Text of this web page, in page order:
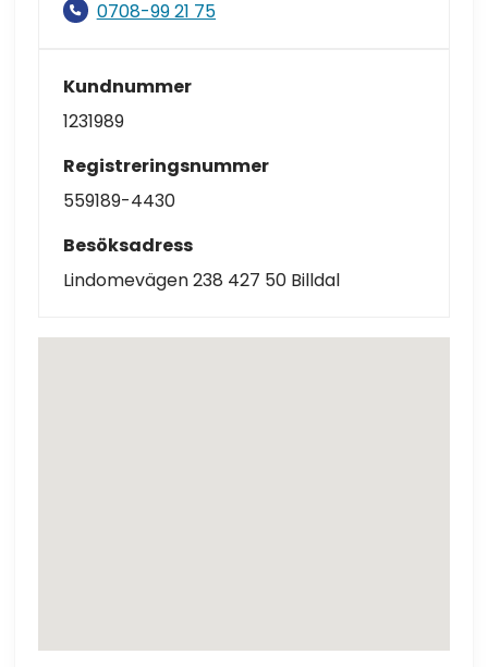
0708-99 21 75
Kundnummer
1231989
Registreringsnummer
559189-4430
Besöksadress
Lindomevägen 238 427 50 Billdal